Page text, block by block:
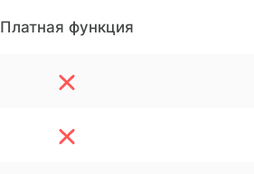
Платная функция